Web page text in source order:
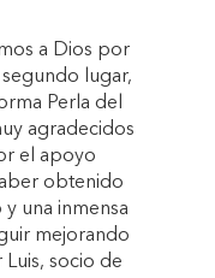
a Dios por
lugar,
Perla del
agradecidos
el apoyo
obtenido
una inmensa
mejorando
Luis, socio de